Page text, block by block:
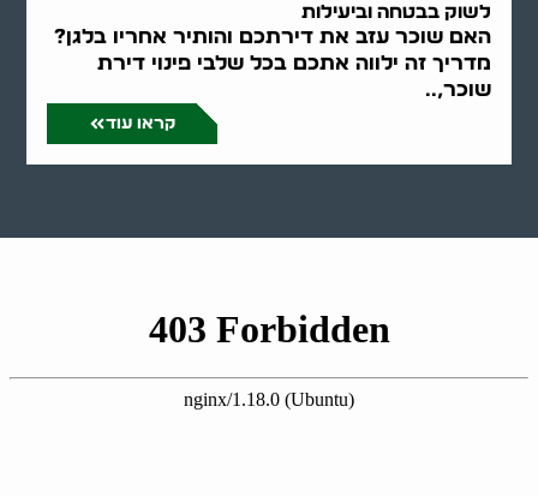
לשוק בבטחה וביעילות
האם שוכר עזב את דירתכם והותיר אחריו בלגן?
מדריך זה ילווה אתכם בכל שלבי פינוי דירת
שוכר,..
קראו עוד